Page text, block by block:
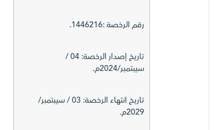
رقم الرخصة :1446216.
تاريخ إصدار الرخصة: 04 /
سيبتمبر/2024م.
تاريخ انتهاء الرخصة: 03 / سيبتمبر/
2029م.